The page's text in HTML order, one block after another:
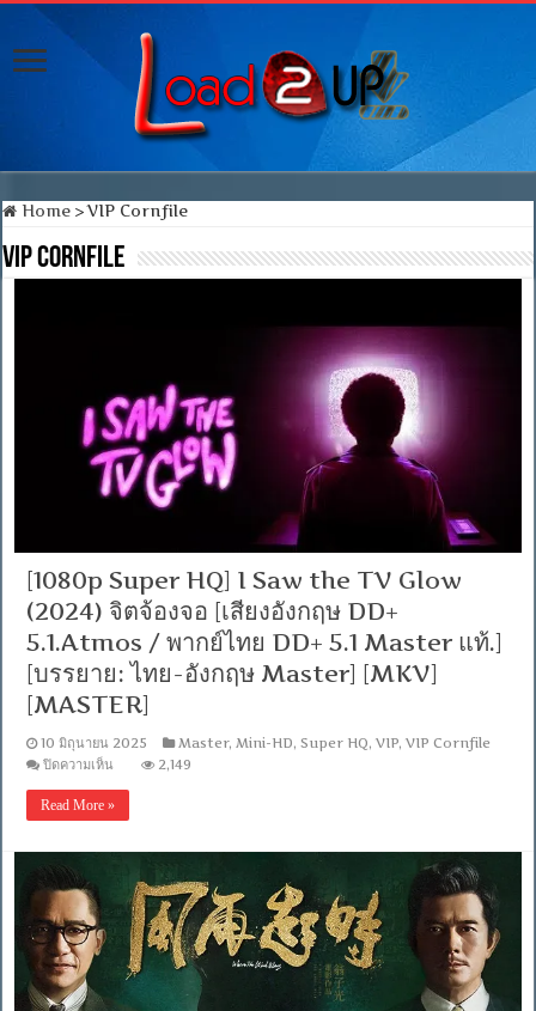
Home > VIP Cornfile
VIP Cornfile
[1080p Super HQ] I Saw the TV Glow
(2024) จิตจ้องจอ [เสียงอังกฤษ DD+
5.1.Atmos / พากย์ไทย DD+ 5.1 Master แท้.]
[บรรยาย: ไทย-อังกฤษ Master] [MKV]
[MASTER]
10 มิถุนายน 2025 Master, Mini-HD,Super HQ,VIP,VIP Cornfile
ปิดความเห็น
HQ]
Saw
Glow
(2024)
จ้อง
จอ
2,149
Read More »